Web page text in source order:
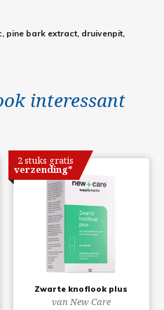
pine bark extract, druivenpit,
interessant
Zwarte knoflook plus
van New Care
2 stuks gratis
verzending*